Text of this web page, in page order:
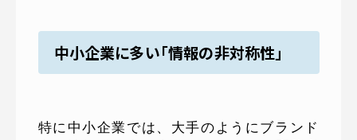
中小企業に多い「情報の非対称性」
特に中小企業では、大手のようにブランド